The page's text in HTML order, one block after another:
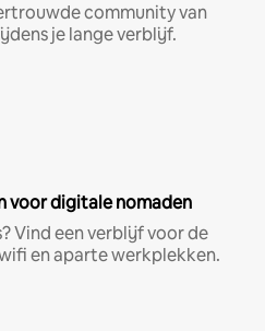
community van
je lange verblijf.
voor digitale nomaden
Vind een verblijf voor de
en aparte werkplekken.